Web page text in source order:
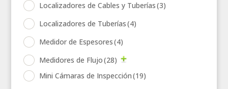
Localizadores de Cables y Tuberías(3)
Localizadores de Tuberías(4)
Medidor de Espesores(4)
Medidores de Flujo(28)
Mini Cámaras de Inspección(19)